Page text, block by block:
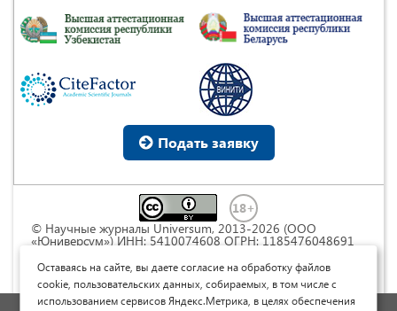
Подать заявку
© Научные журналы Universum, 2013-2026 (ООО
«Юниверсум») ИНН: 5410074608 ОГРН: 1185476048691
Commons « Attribution» («Атрибуция») 4.0
Непортированная
Оставаясь на сайте, вы даете согласие на обработку файлов
cookie, пользовательских данных, собираемых, в том числе с
использованием сервисов Яндекс.Метрика, в целях обеспечения